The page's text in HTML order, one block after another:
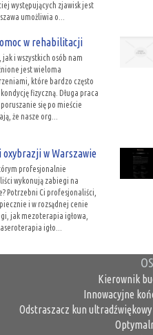
występujących zjawisk jest
umożliwia o...
w rehabilitacji
jak i wszystkich osób nam
jest wieloma
które bardzo często
fizyczną. Długa praca
się po mieście
że nasze org...
oxybrazji w Warszawie
profesjonalnie
wykonują zabiegi na
Potrzebni Ci profesjonaliści,
i w rozsądnej cenie
jak mezoterapia igłowa,
igło...
Kierownik
Innowacyjne
Odstraszacz kun